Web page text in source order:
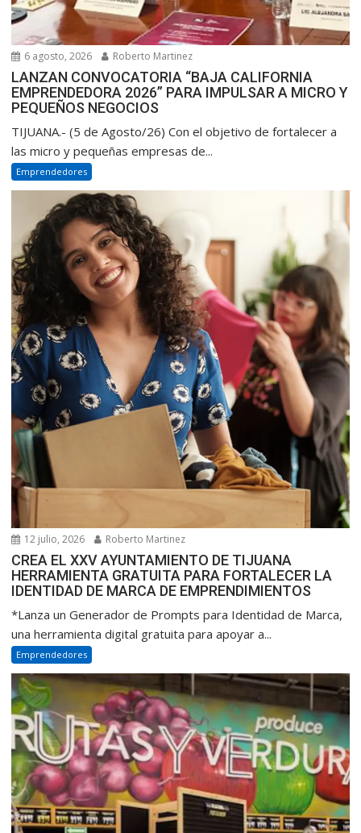
6 agosto, 2026 Roberto Martinez
LANZAN CONVOCATORIA “BAJA CALIFORNIA
EMPRENDEDORA 2026” PARA IMPULSAR A MICRO Y
PEQUEÑOS NEGOCIOS
TIJUANA.- (5 de Agosto/26) Con el objetivo de fortalecer a
las micro y pequeñas empresas de...
Emprendedores
12 julio, 2026 Roberto Martinez
CREA EL XXV AYUNTAMIENTO DE TIJUANA
HERRAMIENTA GRATUITA PARA FORTALECER LA
IDENTIDAD DE MARCA DE EMPRENDIMIENTOS
*Lanza un Generador de Prompts para Identidad de Marca,
una herramienta digital gratuita para apoyar a...
Emprendedores